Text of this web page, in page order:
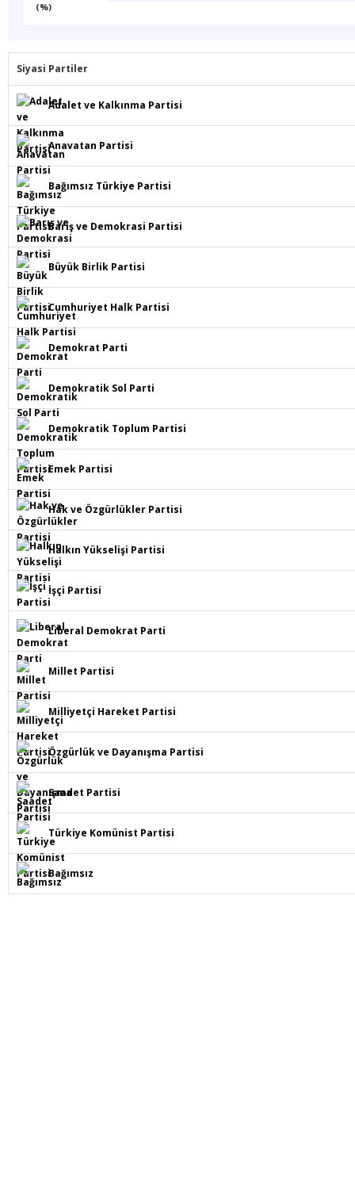
(%)
Siyasi Partiler
Adalet ve Kalkınma Partisi
Anavatan Partisi
Bağımsız Türkiye Partisi
Barış ve Demokrasi Partisi
Büyük Birlik Partisi
Cumhuriyet Halk Partisi
Demokrat Parti
Demokratik Sol Parti
Demokratik Toplum Partisi
Emek Partisi
Hak ve Özgürlükler Partisi
Halkın Yükselişi Partisi
İşçi Partisi
Liberal Demokrat Parti
Millet Partisi
Milliyetçi Hareket Partisi
Özgürlük ve Dayanışma Partisi
Saadet Partisi
Türkiye Komünist Partisi
Bağımsız